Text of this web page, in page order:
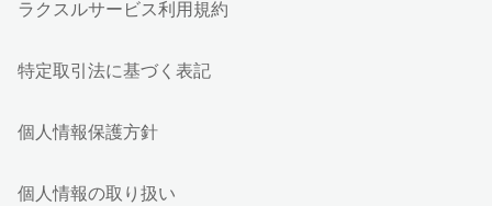
ラクスルサービス利用規約
特定取引法に基づく表記
個人情報保護方針
個人情報の取り扱い